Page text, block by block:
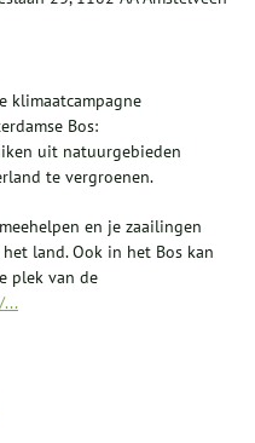
klimaatcampagne
Bos:
uit natuurgebieden
te vergroenen.
en je zaailingen
land. Ook in het Bos kan
plek van de
...